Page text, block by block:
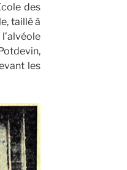
des
taillé à
les